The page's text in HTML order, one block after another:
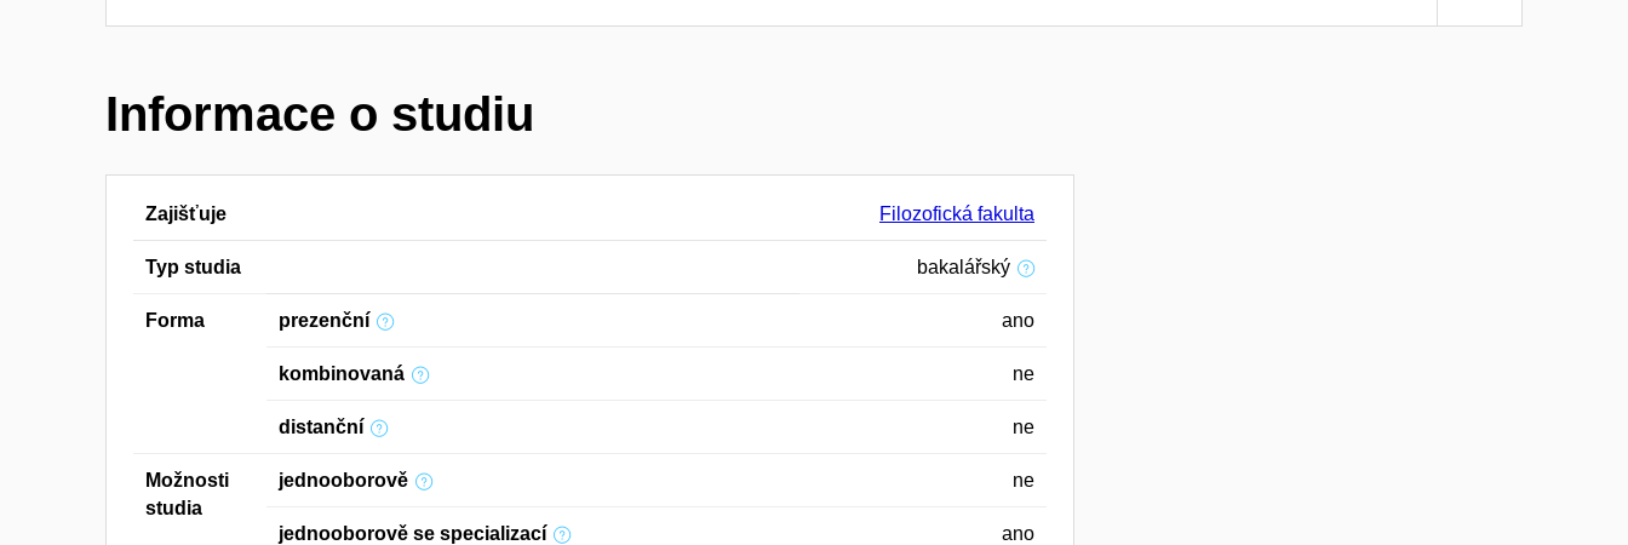
Informace o studiu
Zajišťuje Filozofická fakulta
Typ studia bakalářský
Forma prezenční ano
kombinovaná ne
distanční ne
Možnosti
studia
jednooborově ne
jednooborově se specializací ano